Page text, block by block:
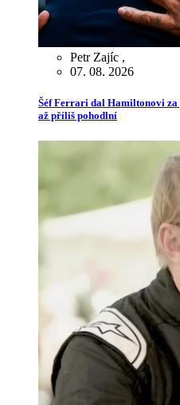
Petr Zajíc ,
07. 08. 2026
Šéf Ferrari dal Hamiltonovi
až příliš pohodlní